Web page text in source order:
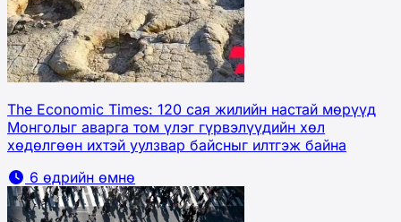
The Economic Times: 120 сая жилийн настай мөрүүд
Монголыг аварга том үлэг гүрвэлүүдийн хөл
хөдөлгөөн ихтэй уулзвар байсныг илтгэж байна
6 өдрийн өмнө